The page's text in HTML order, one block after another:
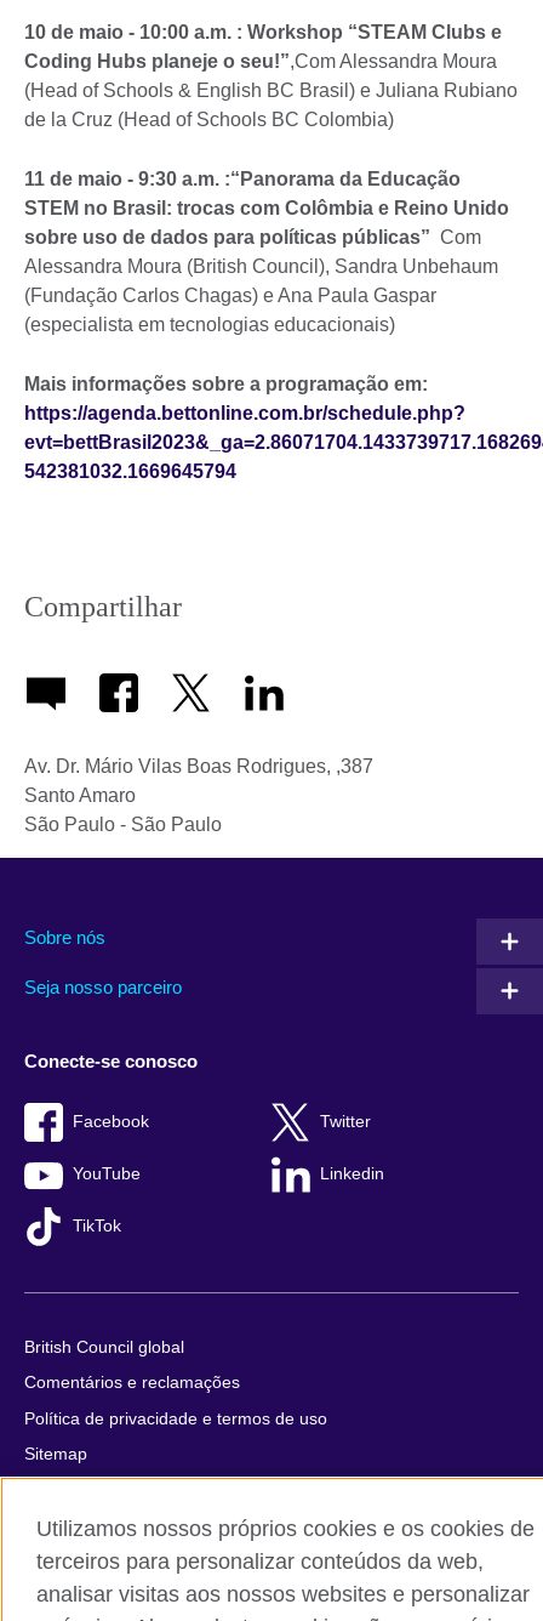
10 de maio - 10:00 a.m. : Workshop “STEAM Clubs e
Coding Hubs planeje o seu!”,Com Alessandra Moura
(Head of Schools & English BC Brasil) e Juliana Rubiano
de la Cruz (Head of Schools BC Colombia)
11 de maio - 9:30 a.m. :“Panorama da Educação
STEM no Brasil: trocas com Colômbia e Reino Unido
sobre uso de dados para políticas públicas” Com
Alessandra Moura (British Council), Sandra Unbehaum
(Fundação Carlos Chagas) e Ana Paula Gaspar
(especialista em tecnologias educacionais)
Mais informações sobre a programação em:
https://agenda.bettonline.com.br/schedule.php?
542381032.1669645794
Compartilhar
Av. Dr. Mário Vilas Boas Rodrigues, ,387
Santo Amaro
São Paulo - São Paulo
Sobre nós
Seja nosso parceiro
Conecte-se conosco
Facebook Twitter
YouTube Linkedin
TikTok
British Council global
Comentários e reclamações
Política de privacidade e termos de uso
Sitemap
© 2026 British Council
The United Kingdom’s international organisation for cultural
relations and educational opportunities.
Utilizamos nossos próprios cookies e os cookies de
terceiros para personalizar conteúdos da web,
analisar visitas aos nossos websites e personalizar